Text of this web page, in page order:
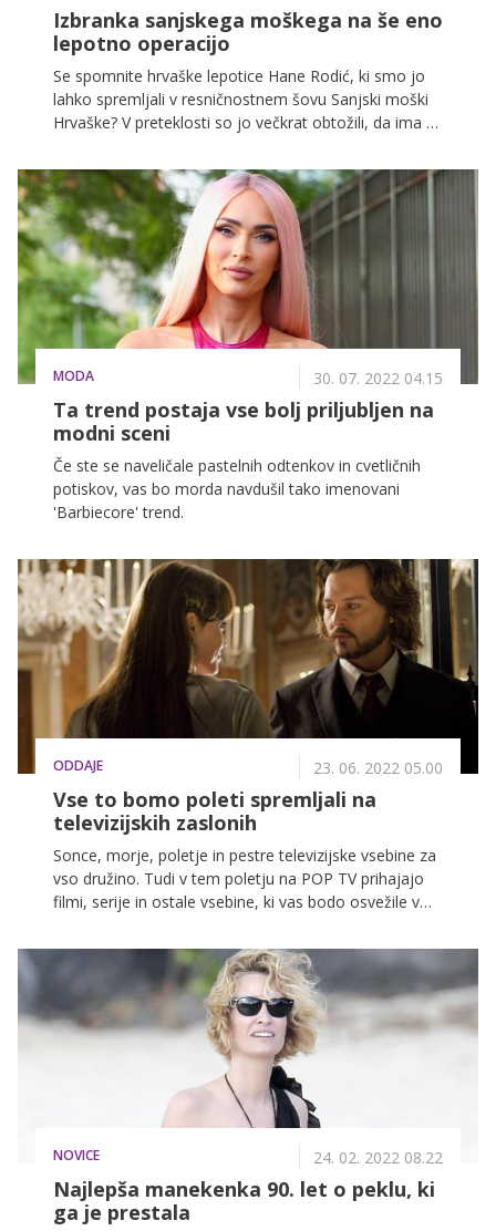
Izbranka sanjskega moškega na še eno
lepotno operacijo
Se spomnite hrvaške lepotice Hane Rodić, ki smo jo
lahko spremljali v resničnostnem šovu Sanjski moški
Hrvaške? V preteklosti so jo večkrat obtožili, da ima za
privoščila še eno.
MODA 30. 07. 2022 04.15
Ta trend postaja vse bolj priljubljen na
modni sceni
Če ste se naveličale pastelnih odtenkov in cvetličnih
potiskov, vas bo morda navdušil tako imenovani
'Barbiecore' trend.
ODDAJE 23. 06. 2022 05.00
Vse to bomo poleti spremljali na
televizijskih zaslonih
Sonce, morje, poletje in pestre televizijske vsebine za
vso družino. Tudi v tem poletju na POP TV prihajajo
filmi, serije in ostale vsebine, ki vas bodo osvežile v
NOVICE 24. 02. 2022 08.22
Najlepša manekenka 90. let o peklu, ki
ga je prestala